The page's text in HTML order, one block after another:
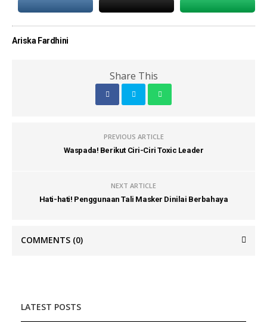
Ariska Fardhini
Share This
PREVIOUS ARTICLE
Waspada! Berikut Ciri-Ciri Toxic Leader
NEXT ARTICLE
Hati-hati! Penggunaan Tali Masker Dinilai Berbahaya
COMMENTS (0)
LATEST POSTS